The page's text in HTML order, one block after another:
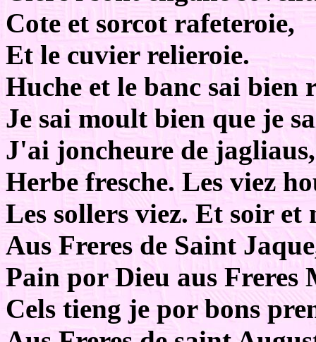
Cote et sorcot rafeteroie,
Et le cuvier relieroie.
Huche et le banc sai bien
Je sai moult bien que je
J'ai joncheure de jagliaus,
Herbe fresche. Les viez
Les sollers viez. Et soir et
Aus Freres de Saint
Pain por Dieu aus Freres
Cels tieng je por bons